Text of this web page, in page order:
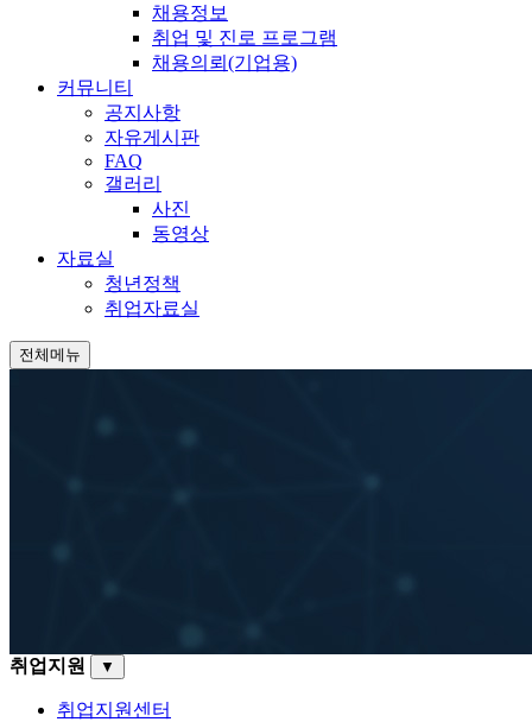
채용정보
취업 및 진로 프로그램
채용의뢰(기업용)
커뮤니티
공지사항
자유게시판
FAQ
갤러리
사진
동영상
자료실
청년정책
취업자료실
전체메뉴
취업지원 ▼
취업지원센터